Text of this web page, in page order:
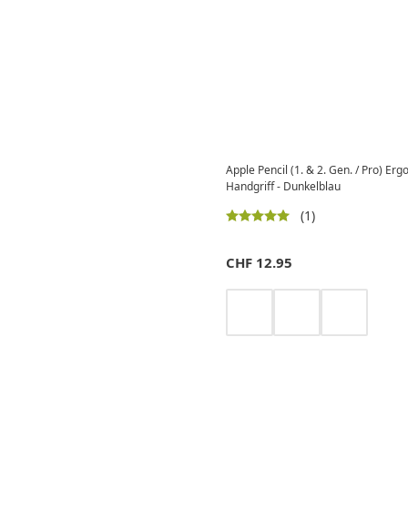
Apple Pencil (1. & 2. Gen. / Pro)
Handgriff - Dunkelblau
(1)
CHF 12.95